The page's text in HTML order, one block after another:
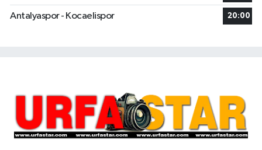
Antalyaspor - Kocaelispor 20:00